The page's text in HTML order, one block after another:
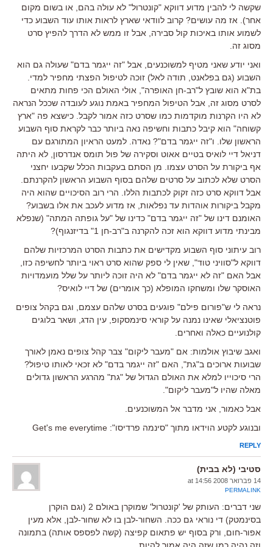
שקשה לי להבין מדוע דווקא "קונטרול" לא עולה בהם, או בשום מקום
אחר). אז מה עושים? קרוב לוודאי שארץ לראות אותו עוד השבוע כדי
לשמוע אותו באיכות קול סבירה, אבל זו ממש לא הדרך להפיץ סרט
מסוג זה.
ואני יודע שאני מטיף למשוכנעים, אבל "זה ייגמר בדם" שעולה גם הוא
השבוע (גם בפלאנט, תודה לאל) זוכה לטיפול הפצתי מחפיר למדי.
בת"א הוא שובץ ל"רב-חן האופרה", אולי האולם הכי פחות מתאים
לסרט מסוג זה, אבל הטיפול המחפיר באמת נוגע לעובדה שככל הנראה
לא היו הקרנות מוקדמות כמו שסרט כזה אמור לקבל. כישצא פה "ארץ
קשוחה" הוא קיבל כתבות וחשיפה נאה ביותר כבר לקראת סוף השבוע
הראשון שלו. ו"זה ייגמר בדם"? נאדה. למעט הראיון המתורגם עם
דניאל דיי לואיס בטיים אאוט וסקירה של פול תומס אנדרסון, לא היתה
אף ביקורת על הסרט עצמו. מן הסתם בעקבות הכלל שקבעו יחצני
הסרט שלא לכתוב על סרטים שלהם בסוף השבוע הראשון להקרנתם.
אבל דווקא סרט כזה זקוק לכתבות הללו. הרי רוב הסיכויים שהוא היה
מקבל ביקורות אוהדות עד נפלאות, אז מדוע לעכב את אלו בשבוע?
האומנם דינו של "זה ייגמר בדם" כדינו של "על גופתה המתה" (שנפלא
מבינתי מדוע דווקא הוא זכה להקרנה ב"רב-חן 1" בדיזנגוף)?
רוב עיתוני סוף השבוע מקדישים את כתבות הסרט המרכזיות שלהם
דווקא ל"סוויני טוד", שאין לי ספק שהוא סרט ראוי ביותר לחשיפה כזו,
אבל האם "זה לא ייגמר בדם" לא היה זוכה ליותר על שלל מועמדויות
האוסקר שלו ומשחקו המופלא (כך אומרים) של דיי לואיס?
נראה לי ש"פורום פילם" פוגעים בסרט שלהם עצמם, וגם בקהל צופים
פוטנציאלי שאינו נמנה על קוראי סינמסקופ, עין הדג, ושאר בלוגים
קולנועיים כאלה ואחרים.
ואגב שיבוץ אולמות: אם "מעבר ליקום" צבר קהל צופים נאמן לאורך
שבועות ארוכים ב"גת", האם "זה ייגמר בדם" לא זכאי לאותו טיפול?
הרי סיכוייו למלא את האולם הגדול של "גת" מהרגע הראשון גדולים
מאלה שהיו ל"מעבר ליקום".
אבל כאמור, אני מדבר אל המשוכנעים.
ובנוגע לקטע הוידאו מתוך "סינמה פרדיסו": Get's me everytime
REPLY
סטיבי (לא בבית)
14 פברואר 2008 at 14:56
PERMALINK
שני דברים: העותק של 'קונטרול' שמוקרן באולם 2 (וגם הוקרן
בסינמטק) די נוראי גם ככה. השחור-לבן בו לא שחור-לבן, אלא מעין
אפור-חום, ורק בסוף יש פתאום קפיצה (קשה לפספס אותה) בתמונה